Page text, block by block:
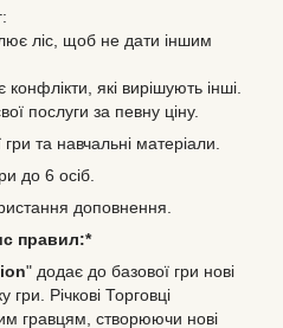
ліс, щоб не дати іншим
які вирішують інші.
послуги за певну ціну.
та навчальні матеріали.
до 6 осіб.
доповнення.
правил:*
" додає до базової гри нові
гри. Річкові Торговці
гравцям, створюючи нові